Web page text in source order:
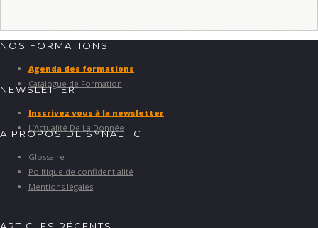
NOS FORMATIONS
Agenda des formations
Catalogue de Formation
NEWSLETTER
Inscrivez vous à la newsletter
L’Actualité De La Donnée
A PROPOS DE SYNALTIC
Glossaire
Politique de confidentialité
Mentions légales